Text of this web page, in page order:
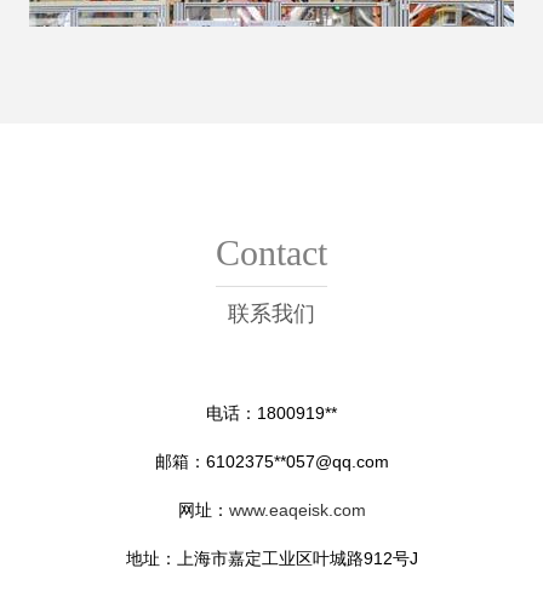
Contact
联系我们
电话：1800919**
邮箱：6102375**057@qq.com
网址： www.eaqeisk.com
地址：上海市嘉定工业区叶城路912号J